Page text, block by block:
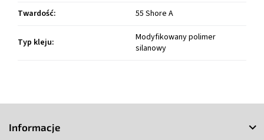
Twardość: 55 Shore A
Typ kleju:
Modyfikowany polimer
silanowy
Informacje